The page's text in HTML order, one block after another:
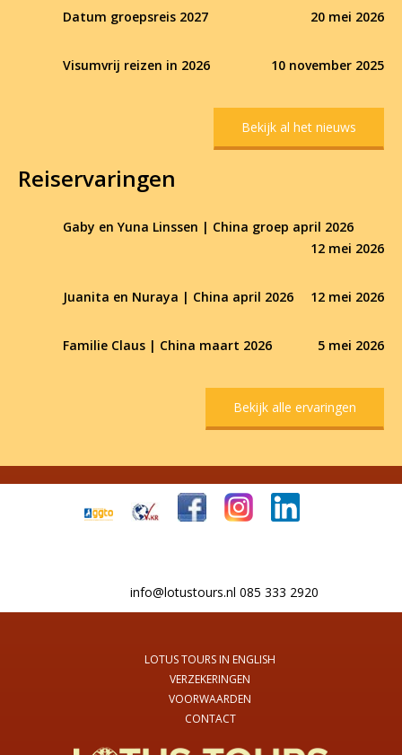
Datum groepsreis 2027 20 mei 2026
Visumvrij reizen in 2026 10 november 2025
Bekijk al het nieuws
Reiservaringen
Gaby en Yuna Linssen | China groep april 2026
12 mei 2026
Juanita en Nuraya | China april 2026 12 mei 2026
Familie Claus | China maart 2026 5 mei 2026
Bekijk alle ervaringen
info@lotustours.nl 085 333 2920
LOTUS TOURS IN ENGLISH
VERZEKERINGEN
VOORWAARDEN
CONTACT